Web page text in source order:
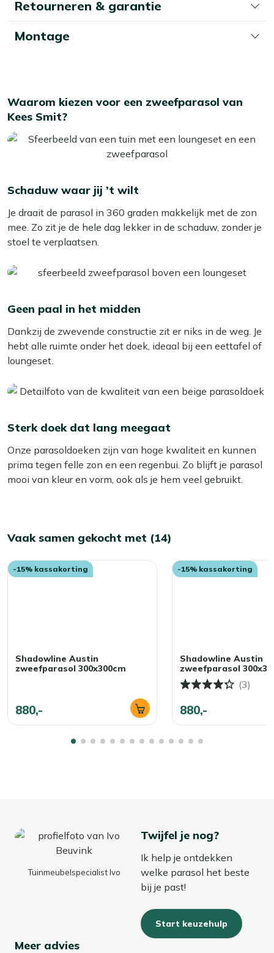
Retourneren & garantie
Montage
Waarom kiezen voor een zweefparasol van
Kees Smit?
Schaduw waar jij ’t wilt
Je draait de parasol in 360 graden makkelijk met de zon
mee. Zo zit je de hele dag lekker in de schaduw, zonder je
stoel te verplaatsen.
Geen paal in het midden
Dankzij de zwevende constructie zit er niks in de weg. Je
hebt alle ruimte onder het doek, ideaal bij een eettafel of
loungeset.
Sterk doek dat lang meegaat
Onze parasoldoeken zijn van hoge kwaliteit en kunnen
prima tegen felle zon en een regenbui. Zo blijft je parasol
mooi van kleur en vorm, ook als je hem veel gebruikt.
Vaak samen gekocht met (14)
-15% kassakorting
Shadowline Austin
zweefparasol 300x300cm
880,-
-15% kassakorting
Shadowline Austin
zweefparasol
(3)
880,-
Tuinmeubelspecialist Ivo
Twijfel je nog?
Ik help je ontdekken
welke parasol het beste
bij je past!
Start keuzehulp
Meer advies